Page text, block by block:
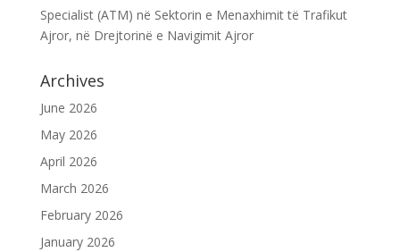
Specialist (ATM) në Sektorin e Menaxhimit të Trafikut
Ajror, në Drejtorinë e Navigimit Ajror
Archives
June 2026
May 2026
April 2026
March 2026
February 2026
January 2026